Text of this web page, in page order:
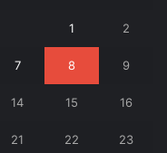
1 2
7 8 9
14 15 16
21 22 23